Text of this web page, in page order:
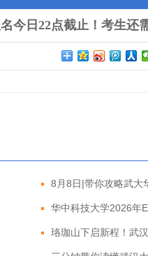
今日22点截止！考生
8月8日|带你攻略武大
华中科技大学2026年
珞珈山下启新程！武